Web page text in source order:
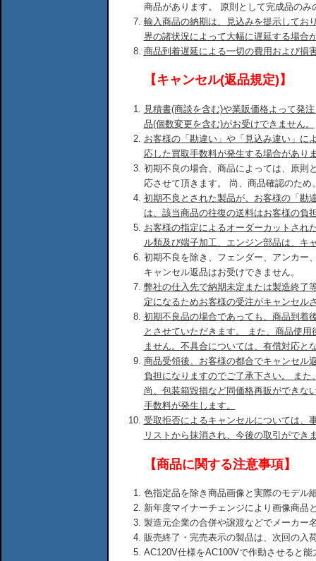
商品があります。 原則として完成品のみ
輸入商品の納期は、見込みを提示してお
界の諸状況によって大幅に遅延する場合
商品到着遅延による一切の費用および損
【キャンセル(返品規定)】
見積書(商談を含む)や業販価格よって発
品(個数変更を含む)がお受けできません。
お客様の「勘違い」や「見込み違い」に
応した買取手数料が発生する場合があり
初期不良の場合、商品によっては、原則
応させて頂きます。 尚、商品確認のた
初期不良とされた製品が、お客様の「勘
は、該当商品の往復の送料はお客様の負
お客様の指定によるオーダーカットされ
ル類及び端子加工、エンジン部品は、キ
初期不良を除き、フェンダー、アンカー
キャンセル返品はお受けできません。
弊社の仕入先で納期未定または製造終了
定になるためお客様の受注がキャンセル
初期不良品の場合であっても、商品到着
とさせていただきます。 また、商品使
ません。不具合については、有償対応と
商品受領後、お客様の都合でキャンセル
負担になりますのでご了承下さい。 ま
尚、包装箱毀損など同価格再販ができな
手数料が発生します。
受取拒否によるキャンセルについては、
リストから抹消され、今後の取引ができ
【商品に関する注意事項】
色指定品を除き商品画像と実際のモデル
新年度マイナーチェンジにより画像商品
製造元企業の合併や譲渡などでメーカー
販売終了・完売表示の製品は、次回の入
AC120V仕様をAC100Vで作動させると